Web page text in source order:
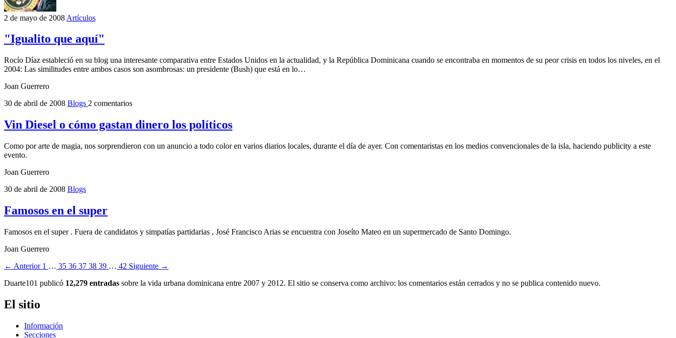
2 de mayo de 2008 Artículos
"Igualito que aquí"
Rocío Díaz estableció en su blog una interesante comparativa entre Estados Unidos en la actualidad, y la República Dominicana cuando se encontraba en momentos de su peor crisis en todos los niveles, en el
2004: Las similitudes entre ambos casos son asombrosas: un presidente (Bush) que está en lo…
Joan Guerrero
30 de abril de 2008 Blogs 2 comentarios
Vin Diesel o cómo gastan dinero los políticos
Como por arte de magia, nos sorprendieron con un anuncio a todo color en varios diarios locales, durante el día de ayer. Con comentaristas en los medios convencionales de la isla, haciendo publicity a este
evento.
Joan Guerrero
30 de abril de 2008 Blogs
Famosos en el super
Famosos en el super . Fuera de candidatos y simpatías partidarias , José Francisco Arias se encuentra con Joseíto Mateo en un supermercado de Santo Domingo.
Joan Guerrero
← Anterior 1 … 35 36 37 38 39 … 42 Siguiente →
Duarte101 publicó 12,279 entradas sobre la vida urbana dominicana entre 2007 y 2012. El sitio se conserva como archivo: los comentarios están cerrados y no se publica contenido nuevo.
El sitio
Información
Secciones